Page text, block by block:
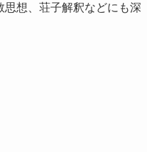
想、荘子解釈などにも深